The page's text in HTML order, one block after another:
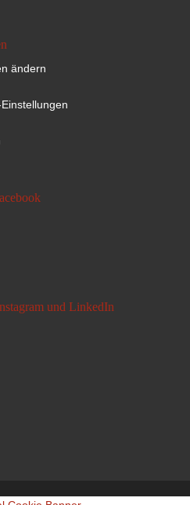
ändern
und LinkedIn